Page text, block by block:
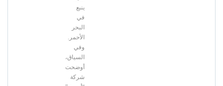
ينبع
في
البحر
الأحمر.
وفي
السياق،
أوضحت
شركة